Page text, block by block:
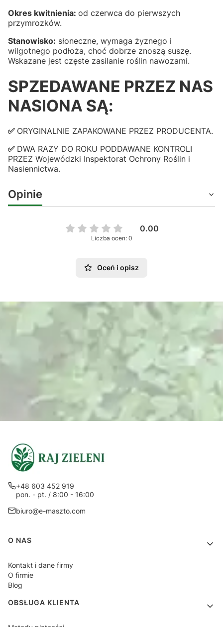
Okres kwitnienia: od czerwca do pierwszych
przymrozków.
Stanowisko: słoneczne, wymaga żyznego i
wilgotnego podłoża, choć dobrze znoszą suszę.
Wskazane jest częste zasilanie roślin nawozami.
SPZEDAWANE PRZEZ NAS
NASIONA SĄ:
✅ ORYGINALNIE ZAPAKOWANE PRZEZ PRODUCENTA.
✅ DWA RAZY DO ROKU PODDAWANE KONTROLI
PRZEZ Wojewódzki Inspektorat Ochrony Roślin i
Nasiennictwa.
Opinie
0.00
Liczba ocen: 0
Oceń i opisz
+48 603 452 919
pon. - pt. / 8:00 - 16:00
biuro@e-maszto.com
Linki w stopce
O NAS
Kontakt i dane firmy
O firmie
Blog
OBSŁUGA KLIENTA